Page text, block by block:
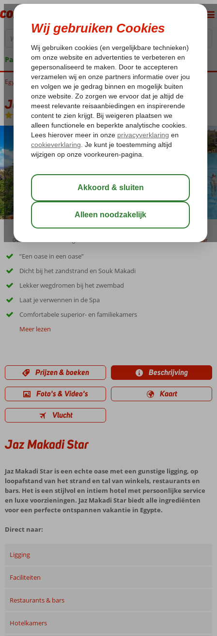
Pakketgarantie
Home
Egypte Rode Zee Hurghada Makadi Bay Jaz Makadi Star
Jaz Makadi Star
All Inclusive-Hotel
04:50 bewaar
”Een oase in een oase”
Dicht bij het zandstrand en Souk Makadi
Lekker wegdromen bij het zwembad
Laat je verwennen in de Spa
Comfortabele superior- en familiekamers
Meer lezen
Prijzen & boeken Beschrijving
Foto's & Video's Kaart
Vlucht
Jaz Makadi Star
Jaz Makadi Star is een echte oase met een gunstige ligging, op
loopafstand van het strand en tal van winkels, restaurants en
bars. Het is een stijlvol en intiem hotel met persoonlijke service
en luxe voorzieningen. Jaz Makadi Star biedt alle ingrediënten
voor een perfecte ontspannen vakantie in Egypte.
Direct naar:
Ligging
Faciliteiten
Restaurants & bars
Hotelkamers